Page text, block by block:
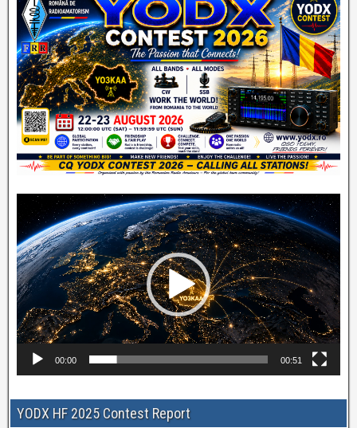
Video
Player
00:00 00:51
YODX HF 2025 Contest Report